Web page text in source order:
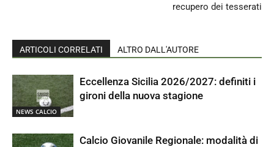
recupero dei tesserati
ARTICOLI CORRELATI ALTRO DALL'AUTORE
NEWS CALCIO
Eccellenza Sicilia 2026/2027: definiti i
gironi della nuova stagione
Calcio Giovanile Regionale: modalità di